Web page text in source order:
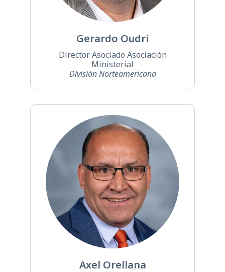
Gerardo Oudri
Director Asociado Asociación
Ministerial
División Norteamericana
Axel Orellana